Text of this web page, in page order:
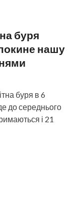
буря
нашу
буря в 6
до середнього
і 21